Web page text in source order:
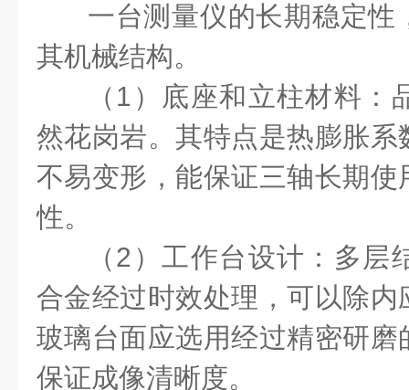
一台测量仪的长期稳定性
其机械结构。
（1）底座和立柱材料：
然花岗岩。其特点是热膨胀
不易变形，能保证三轴长期
性。
（2）工作台设计：多层
合金经过时效处理，可以除
玻璃台面应选用经过精密研
保证成像清晰度。